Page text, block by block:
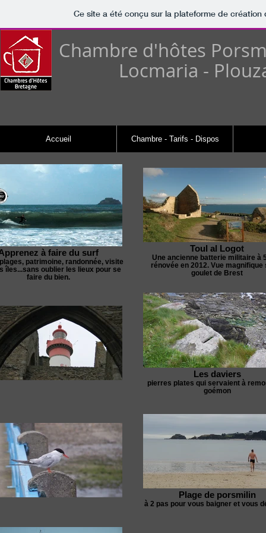
Ce site a été conçu sur la plateforme de
Chambre d'hôtes
​Locmaria -
Accueil Chambre - Tarifs - Dispos
à faire du surf
patrimoine, randonnée, visite
îles...sans oublier les lieux pour se
faire du bien.
Toul al Logot
Une ancienne batterie militaire à
rénovée en 2012. Vue magnifique
goulet de Brest
Les daviers
pierres plates qui servaient à
goémon
Plage de porsmilin
à 2 pas pour vous baigner et vous